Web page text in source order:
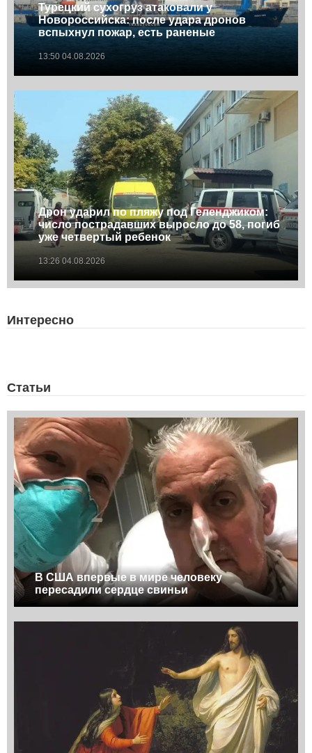
Турецкий сухогруз атаковали у
Новороссийска: после удара дронов
вспыхнул пожар, есть раненые
13:50 04.08.2026
Дрон ударил по пляжу под Геленджиком:
число пострадавших выросло до 58, погиб
уже четвертый ребенок
13:26 04.08.2026
Интересно
Статьи
В США впервые в мире человеку
пересадили сердце свиньи